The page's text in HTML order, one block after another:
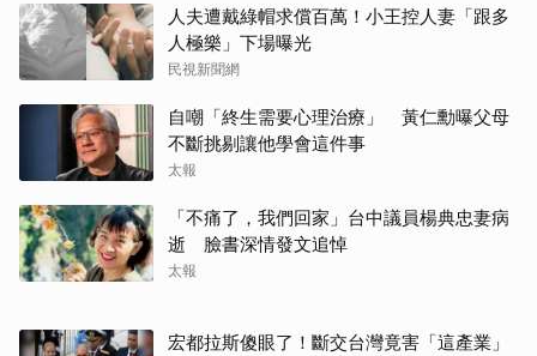
人夫遭戴綠帽求償百萬！小王控人妻「跟多
人極樂」下場曝光
民視新聞網
自嘲「終生需要心理治療」 黃仁勳曝父母
不斷挑剔讓他學會這件事
太報
「不痛了，我們回家」台中議員楊典忠妻病
逝 臉書深情發文追悼
太報
宏都拉斯傻眼了！斷交台灣竟害「這產業」